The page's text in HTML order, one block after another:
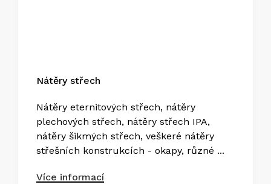
Nátěry střech
Nátěry eternitových střech, nátěry
plechových střech, nátěry střech IPA,
nátěry šikmých střech, veškeré nátěry
střešních konstrukcích - okapy, různé ...
Více informací